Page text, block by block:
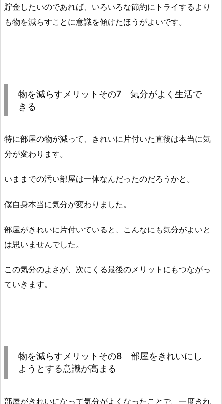
貯金したいのであれば、いろいろな節約にトライするより
も物を減らすことに意識を傾けたほうがよいです。
物を減らすメリットその7 気分がよく生活で
きる
特に部屋の物が減って、きれいに片付いた直後は本当に気
分が変わります。
いままでの汚い部屋は一体なんだったのだろうかと。
僕自身本当に気分が変わりました。
部屋がきれいに片付いていると、こんなにも気分がよいと
は思いませんでした。
この気分のよさが、次にくる最後のメリットにもつながっ
ていきます。
物を減らすメリットその8 部屋をきれいにし
ようとする意識が高まる
部屋がきれいになって気分がよくなったことで、一度きれ